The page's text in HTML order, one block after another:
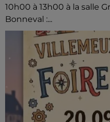
10h00 à 13h00 à la salle
Bonneval :...